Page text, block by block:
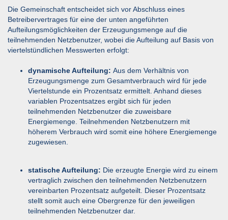
Die Gemeinschaft entscheidet sich vor Abschluss eines
Betreibervertrages für eine der unten angeführten
Aufteilungsmöglichkeiten der Erzeugungsmenge auf die
teilnehmenden Netzbenutzer, wobei die Aufteilung auf Basis von
viertelstündlichen Messwerten erfolgt:
dynamische Aufteilung: Aus dem Verhältnis von
Erzeugungsmenge zum Gesamtverbrauch wird für jede
Viertelstunde ein Prozentsatz ermittelt. Anhand dieses
variablen Prozentsatzes ergibt sich für jeden
teilnehmenden Netzbenutzer die zuweisbare
Energiemenge. Teilnehmenden Netzbenutzern mit
höherem Verbrauch wird somit eine höhere Energiemenge
zugewiesen.
statische Aufteilung: Die erzeugte Energie wird zu einem
vertraglich zwischen den teilnehmenden Netzbenutzern
vereinbarten Prozentsatz aufgeteilt. Dieser Prozentsatz
stellt somit auch eine Obergrenze für den jeweiligen
teilnehmenden Netzbenutzer dar.